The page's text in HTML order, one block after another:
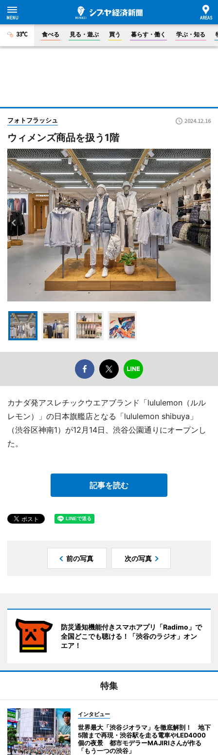
33°C 食べる 見る・遊ぶ 買う 暮らす・働く 学ぶ・知る
フォトフラッシュ 2024.12.16
ウィメンズ商品を扱う1階
カナダ発アスレチックウエアブランド「lululemon（ルル
レモン）」の日本旗艦店となる「lululemon shibuya」
（渋谷区神南1）が12月14日、渋谷公園通りにオープンし
た。
記事を読む
前の写真 次の写真
防災通知機能付きスマホアプリ「Radimo」で
全国どこでも聴ける！「渋谷のラジオ」オン
エア！
特集
インタビュー
世界最大「渋谷ジオラマ」を徹底解剖！ 地下
5階まで再現・渋谷駅を走る電車やLED4000
個の夜景 都市モデラーMAJIRIさんが作る
「もう一つの渋谷」